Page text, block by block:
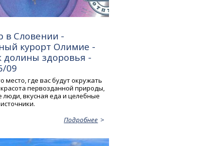
в Словении -
курорт Олимие -
долины здоровья -
09
где вас будут окружать
первозданной природы,
люди, вкусная еда и целебные
Подробнее